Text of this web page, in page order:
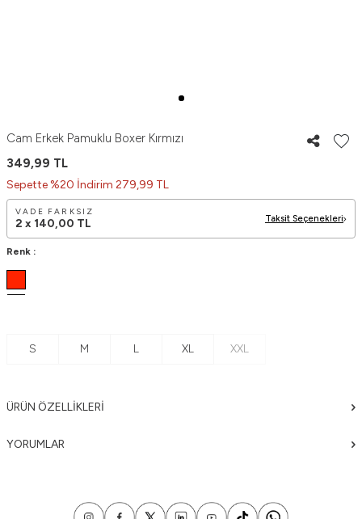
Cam Erkek Pamuklu Boxer Kırmızı
349,99 TL
Sepette %20 İndirim 279,99 TL
VADE FARKSIZ
2 x 140,00 TL Taksit Seçenekleri
Renk :
S M L XL XXL
ÜRÜN ÖZELLIKLERI
YORUMLAR